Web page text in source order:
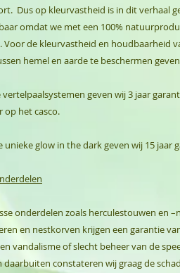
Dus op kleurvastheid is in dit verhaal
omdat we met een 100%
Voor de kleurvastheid en houdbaarheid
hemel en aarde te beschermen
vertelpaalsystemen geven wij 3 jaar
op het casco.
unieke glow in the dark geven wij 15 jaar
onderdelen zoals herculestouwen en
en nestkorven krijgen een garantie
vandalisme of slecht beheer van de
daarbuiten constateren wij graag de